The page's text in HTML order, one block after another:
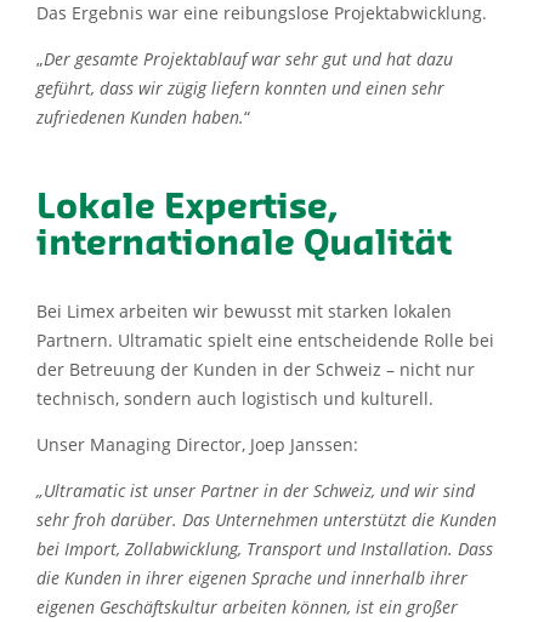
Das Ergebnis war eine reibungslose Projektabwicklung.
„Der gesamte Projektablauf war sehr gut und hat dazu
geführt, dass wir zügig liefern konnten und einen sehr
zufriedenen Kunden haben.“
Lokale Expertise,
internationale Qualität
Bei Limex arbeiten wir bewusst mit starken lokalen
Partnern. Ultramatic spielt eine entscheidende Rolle bei
der Betreuung der Kunden in der Schweiz – nicht nur
technisch, sondern auch logistisch und kulturell.
Unser Managing Director, Joep Janssen:
„Ultramatic ist unser Partner in der Schweiz, und wir sind
sehr froh darüber. Das Unternehmen unterstützt die Kunden
bei Import, Zollabwicklung, Transport und Installation. Dass
die Kunden in ihrer eigenen Sprache und innerhalb ihrer
eigenen Geschäftskultur arbeiten können, ist ein großer